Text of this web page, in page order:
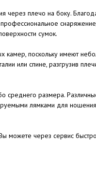
через плечо на боку.
сумок.
камер, поскольку имеют
или спине, разгрузив
среднего размера.
лямками для
можете через сервис